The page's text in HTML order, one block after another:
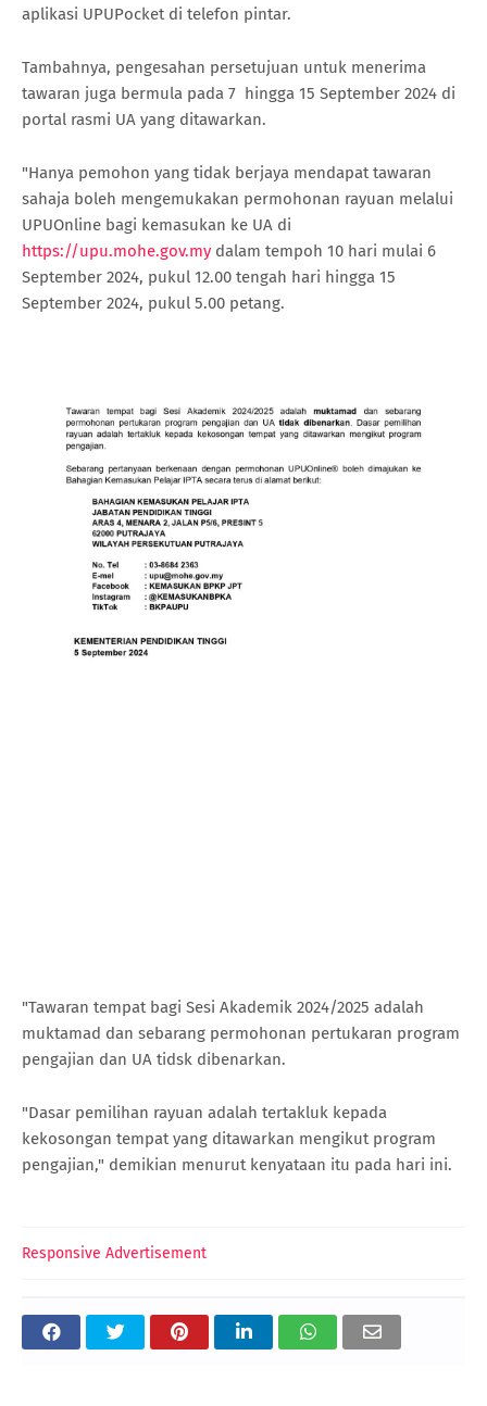
aplikasi UPUPocket di telefon pintar.
Tambahnya, pengesahan persetujuan untuk menerima
tawaran juga bermula pada 7 hingga 15 September 2024 di
portal rasmi UA yang ditawarkan.
"Hanya pemohon yang tidak berjaya mendapat tawaran
sahaja boleh mengemukakan permohonan rayuan melalui
UPUOnline bagi kemasukan ke UA di
https://upu.mohe.gov.my dalam tempoh 10 hari mulai 6
September 2024, pukul 12.00 tengah hari hingga 15
September 2024, pukul 5.00 petang.
"Tawaran tempat bagi Sesi Akademik 2024/2025 adalah
muktamad dan sebarang permohonan pertukaran program
pengajian dan UA tidsk dibenarkan.
"Dasar pemilihan rayuan adalah tertakluk kepada
kekosongan tempat yang ditawarkan mengikut program
pengajian," demikian menurut kenyataan itu pada hari ini.
Responsive Advertisement